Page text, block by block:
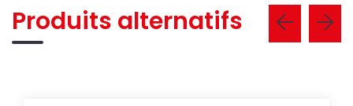
Produits alternatifs